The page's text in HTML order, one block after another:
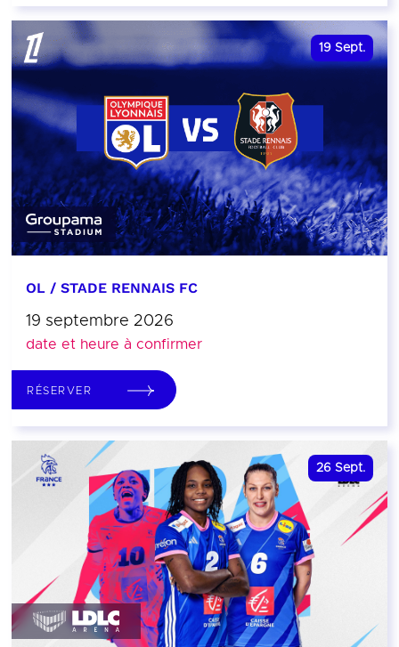
19 Sept.
OL / STADE RENNAIS FC
19 septembre 2026
date et heure à confirmer
RÉSERVER
26 Sept.